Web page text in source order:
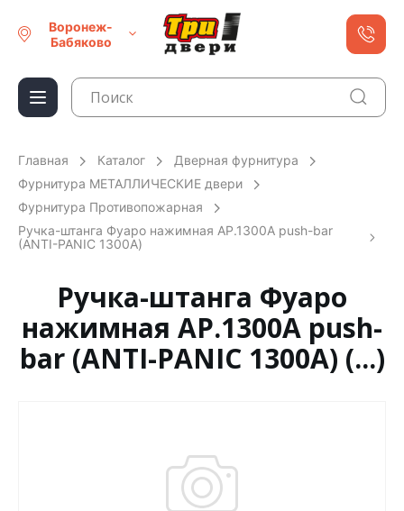
Воронеж-
Бабяково
Главная Каталог
Дверная фурнитура
Фурнитура МЕТАЛЛИЧЕСКИЕ двери
Фурнитура Противопожарная
Ручка-штанга Фуаро нажимная AP.1300A push-bar
(ANTI-PANIC 1300А)
Ручка-штанга Фуаро
нажимная AP.1300A push-
bar (ANTI-PANIC 1300А) (...)